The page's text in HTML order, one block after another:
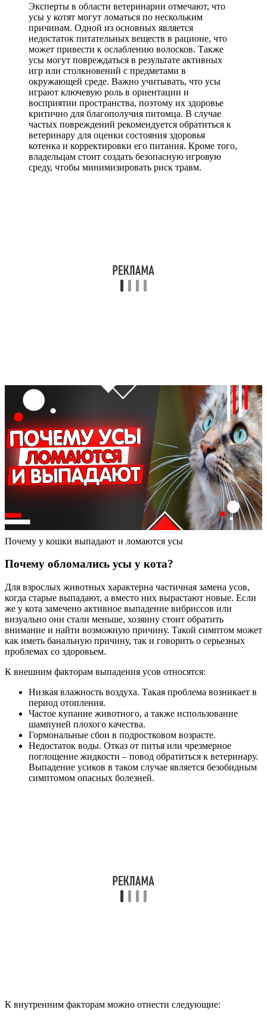
Эксперты в области ветеринарии отмечают, что
усы у котят могут ломаться по нескольким
причинам. Одной из основных является
недостаток питательных веществ в рационе, что
может привести к ослаблению волосков. Также
усы могут повреждаться в результате активных
игр или столкновений с предметами в
окружающей среде. Важно учитывать, что усы
играют ключевую роль в ориентации и
восприятии пространства, поэтому их здоровье
критично для благополучия питомца. В случае
частых повреждений рекомендуется обратиться к
ветеринару для оценки состояния здоровья
котенка и корректировки его питания. Кроме того,
владельцам стоит создать безопасную игровую
среду, чтобы минимизировать риск травм.
Почему у кошки выпадают и ломаются усы
Почему обломались усы у кота?
Для взрослых животных характерна частичная замена усов,
когда старые выпадают, а вместо них вырастают новые. Если
же у кота замечено активное выпадение вибриссов или
визуально они стали меньше, хозяину стоит обратить
внимание и найти возможную причину. Такой симптом может
как иметь банальную причину, так и говорить о серьезных
проблемах со здоровьем.
К внешним факторам выпадения усов относятся:
Низкая влажность воздуха. Такая проблема возникает в
период отопления.
Частое купание животного, а также использование
шампуней плохого качества.
Гормональные сбои в подростковом возрасте.
Недостаток воды. Отказ от питья или чрезмерное
поглощение жидкости – повод обратиться к ветеринару.
Выпадение усиков в таком случае является безобидным
симптомом опасных болезней.
К внутренним факторам можно отнести следующие: